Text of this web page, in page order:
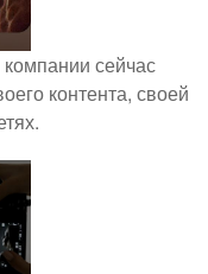
компании сейчас
контента, своей